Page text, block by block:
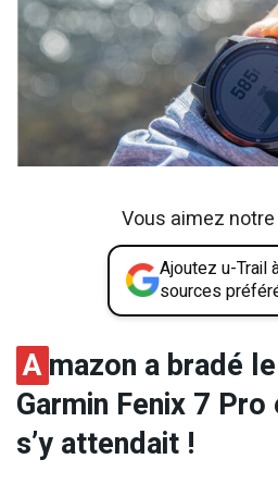
Vous aimez
Ajoutez u-Trail
sources
Amazon a bradé
Garmin Fenix 7
s’y attendait !